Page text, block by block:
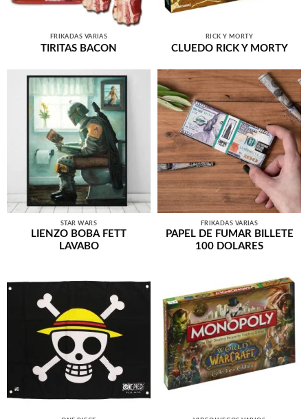
FRIKADAS VARIAS
TIRITAS BACON
RICK Y MORTY
CLUEDO RICK Y MORTY
STAR WARS
LIENZO BOBA FETT
LAVABO
FRIKADAS VARIAS
PAPEL DE FUMAR BILLETE
100 DOLARES